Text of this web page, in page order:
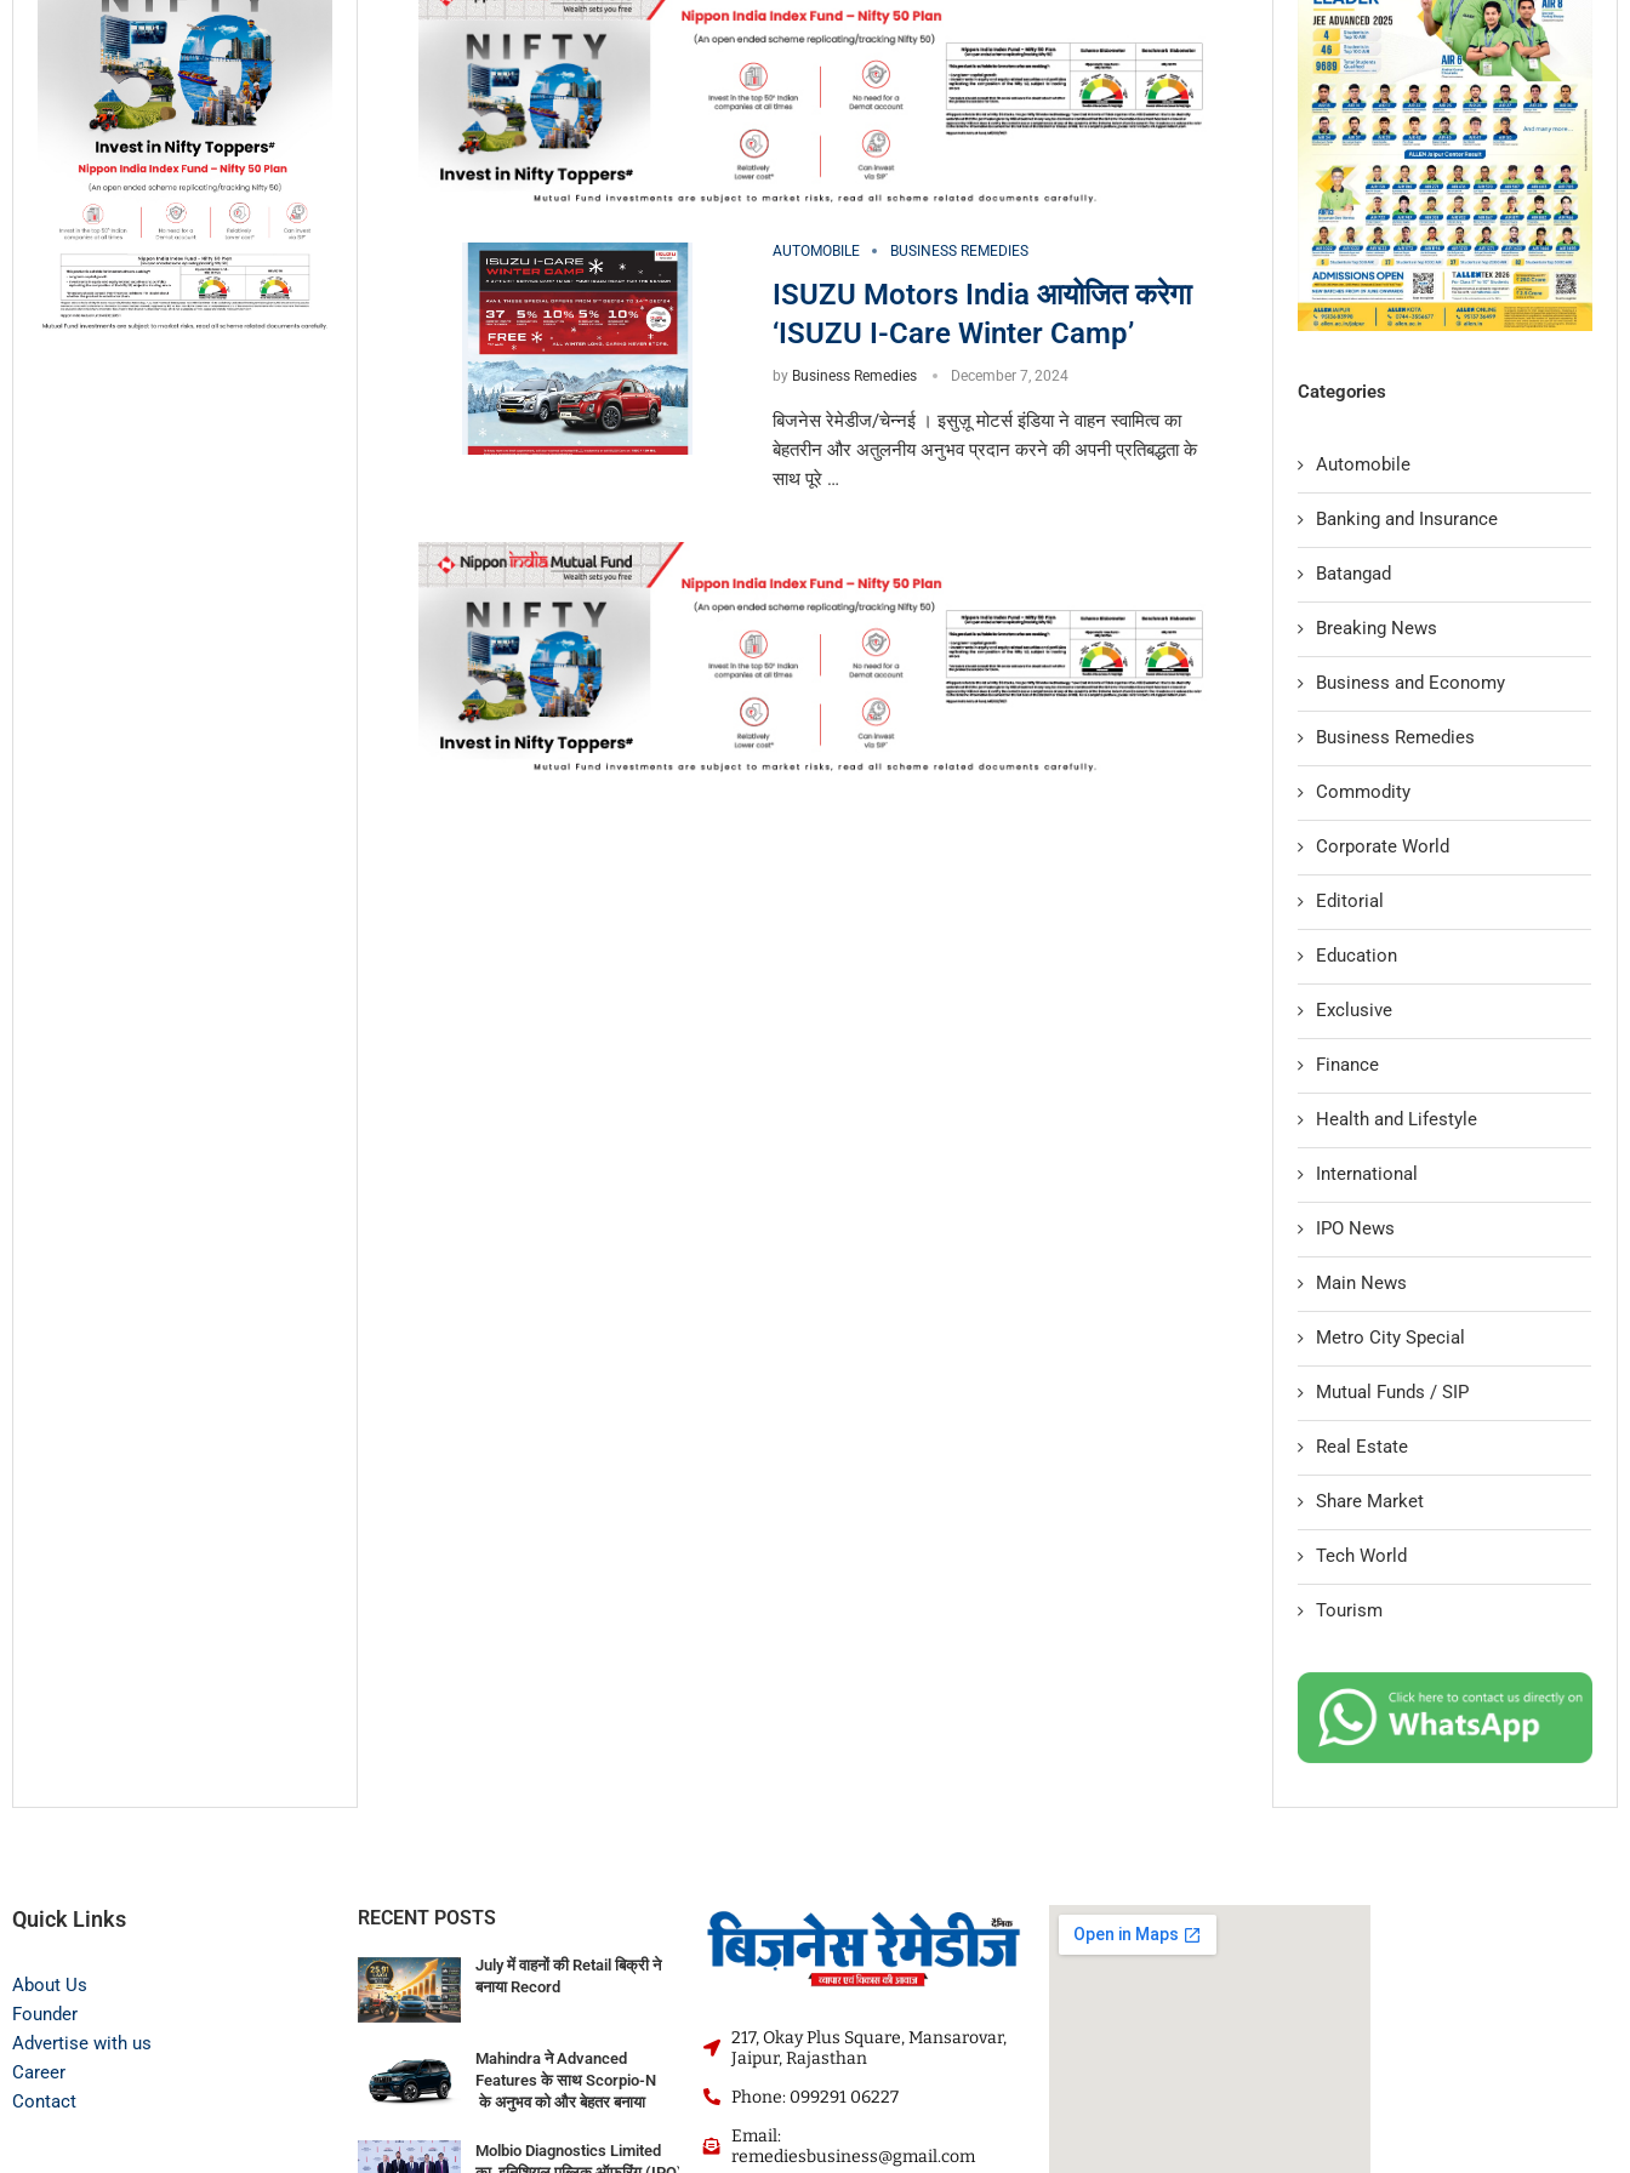
AUTOMOBILE BUSINESS REMEDIES
ISUZU Motors India आयोजित करेगा
‘ISUZU I-Care Winter Camp’
by Business Remedies December 7, 2024
बिजनेस रेमेडीज/चेन्नई । इसुज़ू मोटर्स इंडिया ने वाहन स्वामित्व का
बेहतरीन और अतुलनीय अनुभव प्रदान करने की अपनी प्रतिबद्धता के
साथ पूरे …
Categories
Automobile
Banking and Insurance
Batangad
Breaking News
Business and Economy
Business Remedies
Commodity
Corporate World
Editorial
Education
Exclusive
Finance
Health and Lifestyle
International
IPO News
Main News
Metro City Special
Mutual Funds / SIP
Real Estate
Share Market
Tech World
Tourism
Quick Links
About Us
Founder
Advertise with us
Career
Contact
RECENT POSTS
July में वाहनों की Retail बिक्री ने
बनाया Record
Mahindra ने Advanced
Features के साथ Scorpio-N
के अनुभव को और बेहतर बनाया
Molbio Diagnostics Limited
217, Okay Plus Square, Mansarovar,
Jaipur, Rajasthan
Phone: 099291 06227
Email:
remediesbusiness@gmail.com